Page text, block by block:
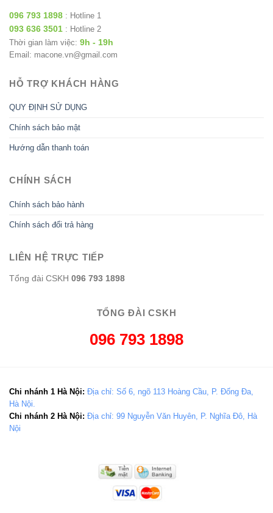
096 793 1898 : Hotline 1
093 636 3501 : Hotline 2
Thời gian làm việc: 9h - 19h
Email: macone.vn@gmail.com
HỖ TRỢ KHÁCH HÀNG
QUY ĐỊNH SỬ DỤNG
Chính sách bảo mật
Hướng dẫn thanh toán
CHÍNH SÁCH
Chính sách bảo hành
Chính sách đổi trả hàng
LIÊN HỆ TRỰC TIẾP
Tổng đài CSKH 096 793 1898
TỔNG ĐÀI CSKH
096 793 1898
Chi nhánh 1 Hà Nội: Địa chỉ: Số 6, ngõ 113 Hoàng Cầu, P. Đống Đa,
Hà Nội.
Chi nhánh 2 Hà Nội: Địa chỉ: 99 Nguyễn Văn Huyên, P. Nghĩa Đô, Hà
Nội